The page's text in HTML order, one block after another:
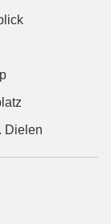
Dielen